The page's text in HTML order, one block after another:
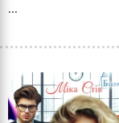
...